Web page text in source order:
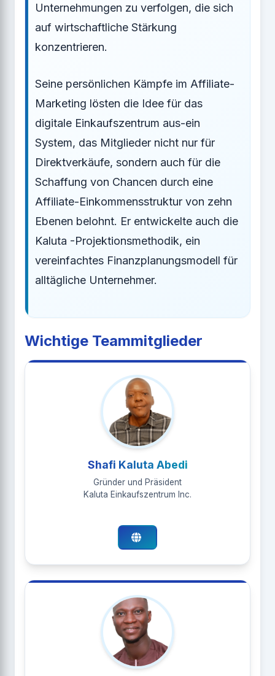
Unternehmungen zu verfolgen, die sich
auf wirtschaftliche Stärkung
konzentrieren.
Seine persönlichen Kämpfe im Affiliate-
Marketing lösten die Idee für das
digitale Einkaufszentrum aus-ein
System, das Mitglieder nicht nur für
Direktverkäufe, sondern auch für die
Schaffung von Chancen durch eine
Affiliate-Einkommensstruktur von zehn
Ebenen belohnt. Er entwickelte auch die
Kaluta -Projektionsmethodik, ein
vereinfachtes Finanzplanungsmodell für
alltägliche Unternehmer.
Wichtige Teammitglieder
Shafi Kaluta Abedi
Gründer und Präsident
Kaluta Einkaufszentrum Inc.